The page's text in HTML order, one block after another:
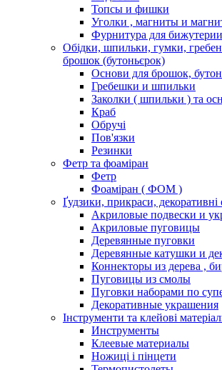
Топсы и фишки
Уголки , магниты и
Фурнитура для бижутерии
Обідки, шпильки, гумки,
брошок (бутоньєрок)
Основи для брошок,
Гребешки и шпильки
Заколки ( шпильки ) та
Краб
Обручі
Пов'язки
Резинки
Фетр та фоаміран
Фетр
Фоаміран ( ФОМ )
Ґудзики, прикраси, декоративні
Акриловые подвески и
Акриловые пуговицы
Деревянные пуговки
Деревянные катушки и
Коннекторы из дерева ,
Пуговицы из смолы
Пуговки наборами по
Декоративные украшения
Інструменти та клейові
Инструменты
Клеевые материалы
Ножиці і пінцети